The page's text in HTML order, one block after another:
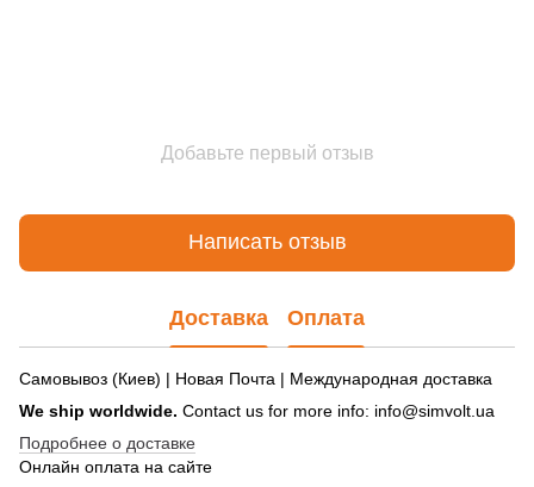
Добавьте первый отзыв
Написать отзыв
Доставка Оплата
Самовывоз (Киев) | Новая Почта | Международная доставка
We ship worldwide. Contact us for more info: info@simvolt.ua
Подробнее о доставке
Онлайн оплата на сайте